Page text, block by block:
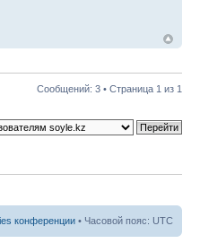
Сообщений: 3 • Страница 1 из 1
конференции • Часовой пояс: UTC